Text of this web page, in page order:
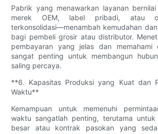
Pabrik yang menawarkan layanan
merek OEM, label pribadi, atau
terkonsolidasi—menambah kemudahan
bagi pembeli grosir atau distributor.
pembayaran yang jelas dan memahami
sangat penting untuk membangun
saling percaya.
**6. Kapasitas Produksi yang Kuat dan
Waktu**
Kemampuan untuk memenuhi
waktu sangatlah penting, terutama
besar atau kontrak pasokan yang